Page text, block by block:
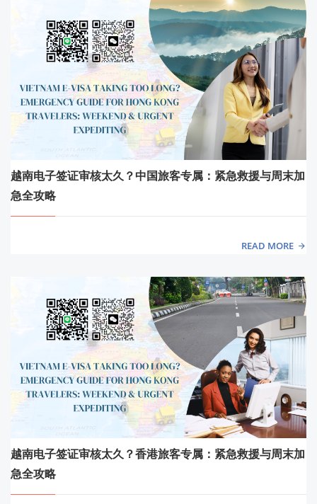
越南电子签证审核太久？中国旅客专属：紧急救援与周末加
急全攻略
READ MORE
越南电子签证审核太久？香港旅客专属：紧急救援与周末加
急全攻略